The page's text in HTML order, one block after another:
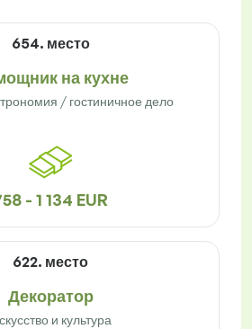
654. место
на кухне
/ гостиничное дело
- 1 134 EUR
622. место
Декоратор
и культура